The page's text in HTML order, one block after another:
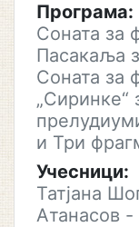
Програма:
Соната за
Пасакаља
Соната за
„Сиринке“
и Три
Учесници:
Татјана
Атанасов -